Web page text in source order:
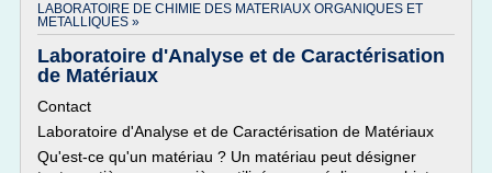
LABORATOIRE DE CHIMIE DES MATERIAUX ORGANIQUES ET
METALLIQUES »
Laboratoire d'Analyse et de Caractérisation
de Matériaux
Contact
Laboratoire d'Analyse et de Caractérisation de Matériaux
Qu'est-ce qu'un matériau ? Un matériau peut désigner